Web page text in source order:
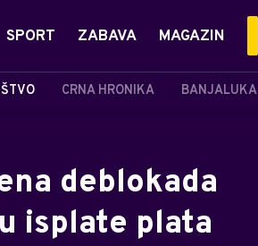
CRNA HRONIKA BANJALUKA
SPORT ZABAVA MAGAZIN
deblokada
isplate plata